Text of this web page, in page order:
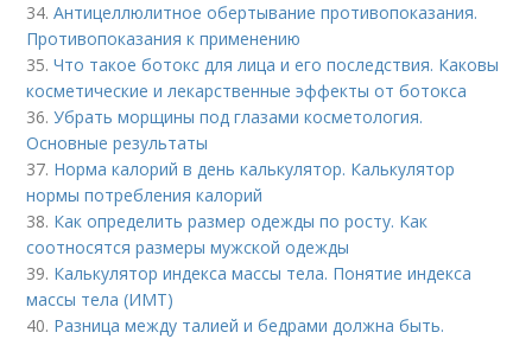
34.Антицеллюлитное обертывание противопоказания.
Противопоказания к применению
35.Что такое ботокс для лица и его последствия. Каковы
косметические и лекарственные эффекты от ботокса
36.Убрать морщины под глазами косметология.
Основные результаты
37. Норма калорий в день калькулятор. Калькулятор
нормы потребления калорий
38. Как определить размер одежды по росту. Как
соотносятся размеры мужской одежды
39. Калькулятор индекса массы тела. Понятие индекса
массы тела (ИМТ)
40. Разница между талией и бедрами должна быть.